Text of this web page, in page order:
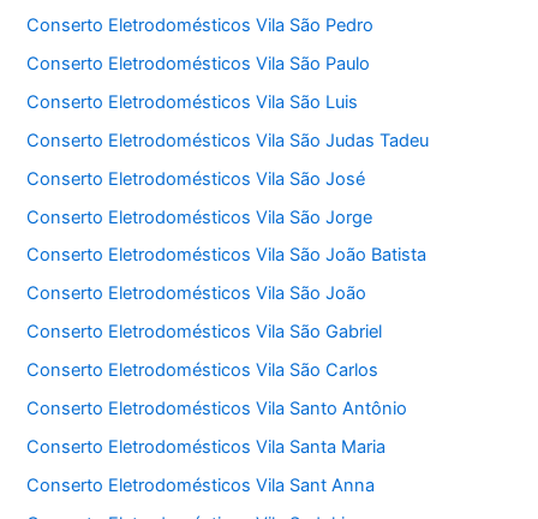
Conserto Eletrodomésticos Vila São Pedro
Conserto Eletrodomésticos Vila São Paulo
Conserto Eletrodomésticos Vila São Luis
Conserto Eletrodomésticos Vila São Judas Tadeu
Conserto Eletrodomésticos Vila São José
Conserto Eletrodomésticos Vila São Jorge
Conserto Eletrodomésticos Vila São João Batista
Conserto Eletrodomésticos Vila São João
Conserto Eletrodomésticos Vila São Gabriel
Conserto Eletrodomésticos Vila São Carlos
Conserto Eletrodomésticos Vila Santo Antônio
Conserto Eletrodomésticos Vila Santa Maria
Conserto Eletrodomésticos Vila Sant Anna